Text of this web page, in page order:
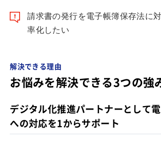
請求書の発行を電子帳簿保存法に
率化したい
解決できる理由
お悩みを解決できる3つの強
デジタル化推進パートナーとして
への対応を1からサポート